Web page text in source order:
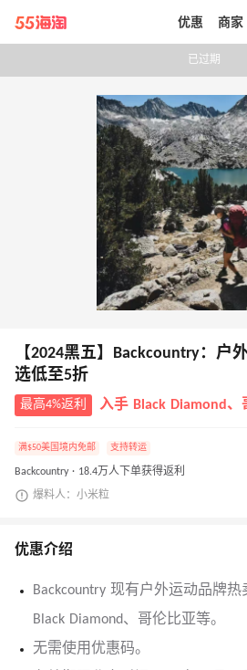
带你去官网买正品
优惠 商家
已过期
【2024黑五】Backcountry：户
选低至5折
最高4%返利 入手 Black Diamond、
满$50美国境内免邮 支持转运
Backcountry · 18.4万人下单获得返利
爆料人：小米粒
优惠介绍
Backcountry 现有户外运动品牌
Black Diamond、哥伦比亚等。
无需使用优惠码。